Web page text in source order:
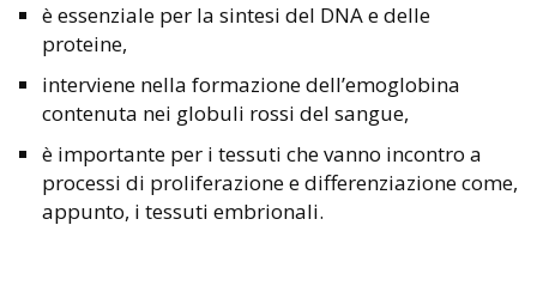
è essenziale per la sintesi del DNA e delle
proteine,
interviene nella formazione dell’emoglobina
contenuta nei globuli rossi del sangue,
è importante per i tessuti che vanno incontro a
processi di proliferazione e differenziazione come,
appunto, i tessuti embrionali.